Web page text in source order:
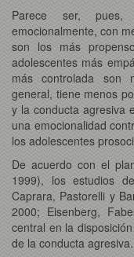
Parece ser,
emocionalmente, con
son los más
adolescentes más
más controlada son
general, tiene menos
y la conducta agresiva
una emocionalidad
los adolescentes
De acuerdo con el
1999), los estudios
Caprara, Pastorelli y
2000; Eisenberg,
central en la
de la conducta agresiva.